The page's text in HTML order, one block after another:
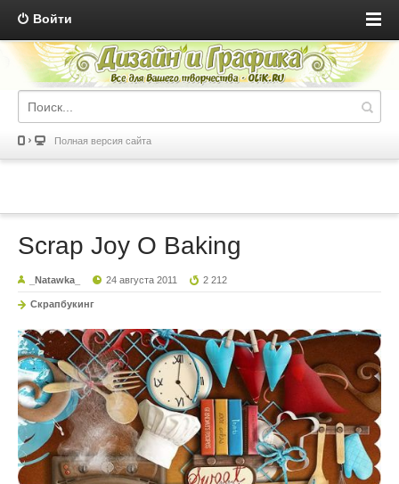
Войти
Полная версия сайта
Scrap Joy O Baking
_Natawka_ 24 августа 2011 2 212
Скрапбукинг